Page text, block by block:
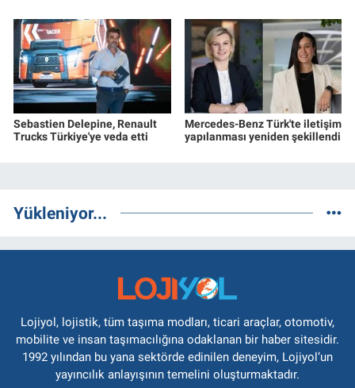
Sebastien Delepine, Renault
Trucks Türkiye'ye veda etti
Mercedes-Benz Türk'te iletişim
yapılanması yeniden şekillendi
Yükleniyor...
Lojiyol, lojistik, tüm taşıma modları, ticari araçlar, otomotiv,
mobilite ve insan taşımacılığına odaklanan bir haber sitesidir.
1992 yılından bu yana sektörde edinilen deneyim, Lojiyol’un
yayıncılık anlayışının temelini oluşturmaktadır.